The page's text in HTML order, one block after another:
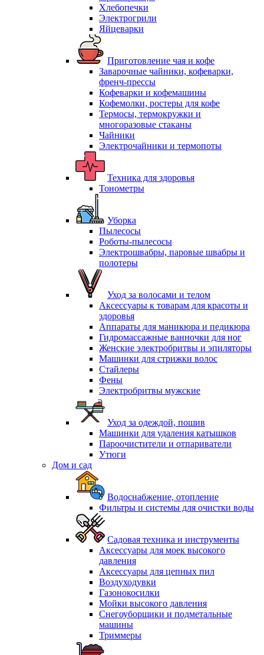
Хлебопечки
Электрогрили
Яйцеварки
Приготовление чая и кофе
Заварочные чайники, кофеварки,
френч-прессы
Кофеварки и кофемашины
Кофемолки, ростеры для кофе
Термосы, термокружки и
многоразовые стаканы
Чайники
Электрочайники и термопоты
Техника для здоровья
Тонометры
Уборка
Пылесосы
Роботы-пылесосы
Электрошвабры, паровые швабры и
полотеры
Уход за волосами и телом
Аксессуары к товарам для красоты и
здоровья
Аппараты для маникюра и педикюра
Гидромассажные ванночки для ног
Женские электробритвы и эпиляторы
Машинки для стрижки волос
Стайлеры
Фены
Электробритвы мужские
Уход за одеждой, пошив
Машинки для удаления катышков
Пароочистители и отпариватели
Утюги
Дом и сад
Водоснабжение, отопление
Фильтры и системы для очистки воды
Садовая техника и инструменты
Аксессуары для моек высокого
давления
Аксессуары для цепных пил
Воздуходувки
Газонокосилки
Мойки высокого давления
Снегоуборщики и подметальные
машины
Триммеры